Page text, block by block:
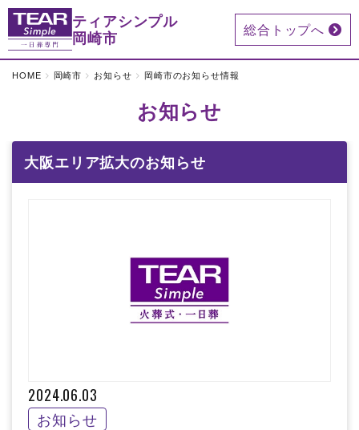
ティアシンプル
岡崎市
総合トップへ
HOME 岡崎市 お知らせ 岡崎市のお知らせ情報
お知らせ
大阪エリア拡大のお知らせ
2024.06.03
お知らせ